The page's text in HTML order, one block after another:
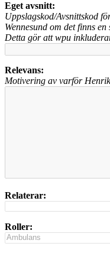
Eget avsnitt:
Uppslagskod/Avsnittskod
Wennesund om det finns en
Detta gör att wpu
Relevans:
Motivering av varför
Relaterar:
Roller: